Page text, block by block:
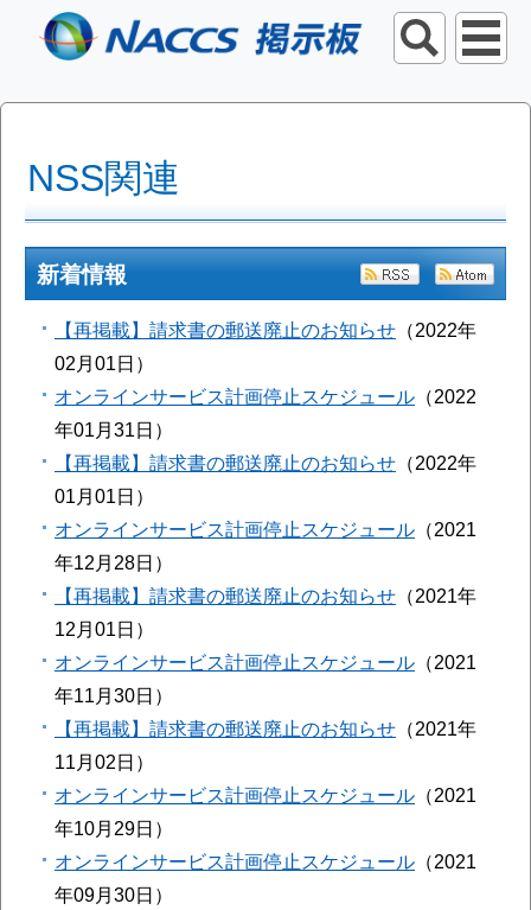
NSS関連
新着情報 RSS
【再掲載】請求書の郵送廃止のお知らせ
2022年
02月01日
オンラインサービス計画停止スケジュール
2022
年01月31日
【再掲載】請求書の郵送廃止のお知らせ
2022年
01月01日
オンラインサービス計画停止スケジュール
2021
年12月28日
【再掲載】請求書の郵送廃止のお知らせ
2021年
12月01日
オンラインサービス計画停止スケジュール
2021
年11月30日
【再掲載】請求書の郵送廃止のお知らせ
2021年
11月02日
オンラインサービス計画停止スケジュール
2021
年10月29日
オンラインサービス計画停止スケジュール
2021
年09月30日